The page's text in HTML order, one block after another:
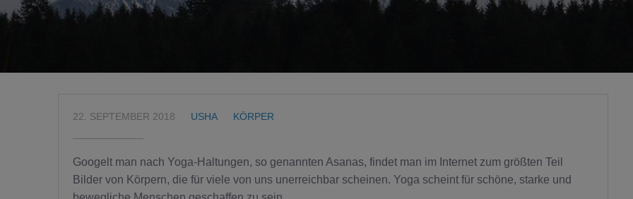
22. SEPTEMBER 2018 USHA KÖRPER
Googelt man nach Yoga-Haltungen, so genannten Asanas, findet man im Internet zum größten Teil
Bilder von Körpern, die für viele von uns unerreichbar scheinen. Yoga scheint für schöne, starke und